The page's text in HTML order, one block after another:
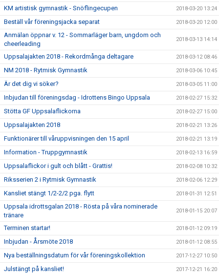
KM artistisk gymnastik - Snöflingecupen 2018-03-20 13:24
Beställ vår föreningsjacka separat 2018-03-20 12:00
Anmälan öppnar v. 12 - Sommarläger barn, ungdom och
cheerleading
2018-03-13 14:14
Uppsalajakten 2018 - Rekordmånga deltagare 2018-03-12 08:46
NM 2018 - Rytmisk Gymnastik 2018-03-06 10:45
Är det dig vi söker? 2018-03-05 11:00
Inbjudan till föreningsdag - Idrottens Bingo Uppsala 2018-02-27 15:32
Stötta GF Uppsalaflickorna 2018-02-27 15:00
Uppsalajakten 2018 2018-02-21 13:26
Funktionärer till våruppvisningen den 15 april 2018-02-21 13:19
Information - Truppgymnastik 2018-02-13 16:59
Uppsalaflickor i gult och blått - Grattis! 2018-02-08 10:32
Riksserien 2 i Rytmisk Gymnastik 2018-02-06 12:29
Kansliet stängt 1/2-2/2 pga. flytt 2018-01-31 12:51
Uppsala idrottsgalan 2018 - Rösta på våra nominerade
tränare
2018-01-15 20:07
Terminen startar! 2018-01-12 09:19
Inbjudan - Årsmöte 2018 2018-01-12 08:55
Nya beställningsdatum för vår föreningskollektion 2017-12-27 10:50
Julstängt på kansliet! 2017-12-21 16:20